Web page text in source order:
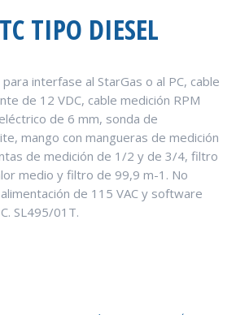
TIPO DIESEL
interfase al StarGas o al PC, cable
de 12 VDC, cable medición RPM
de 6 mm, sonda de
mango con mangueras de medición
de medición de 1/2 y de 3/4, filtro
medio y filtro de 99,9 m-1. No
de 115 VAC y software
SL495/01T.